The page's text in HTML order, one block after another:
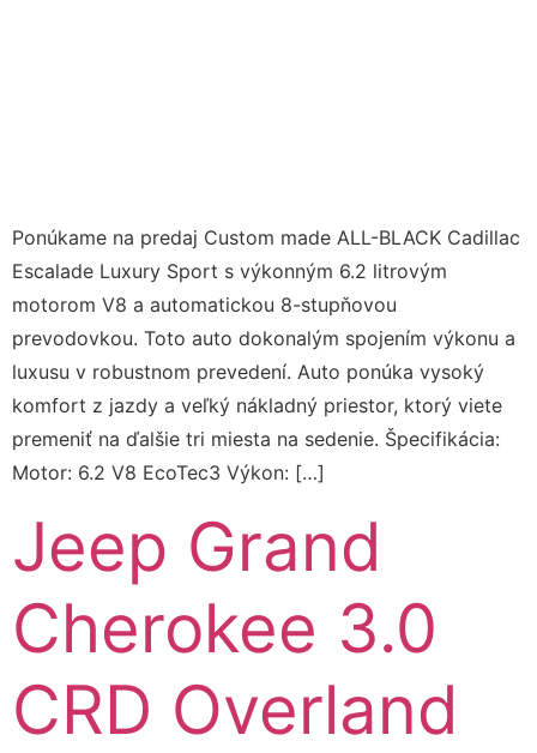
Ponúkame na predaj Custom made ALL-BLACK Cadillac
Escalade Luxury Sport s výkonným 6.2 litrovým
motorom V8 a automatickou 8-stupňovou
prevodovkou. Toto auto dokonalým spojením výkonu a
luxusu v robustnom prevedení. Auto ponúka vysoký
komfort z jazdy a veľký nákladný priestor, ktorý viete
premeniť na ďalšie tri miesta na sedenie. Špecifikácia:
Motor: 6.2 V8 EcoTec3 Výkon: […]
Jeep Grand
Cherokee 3.0
CRD Overland